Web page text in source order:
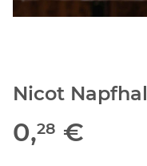
Nicot
0,28 €